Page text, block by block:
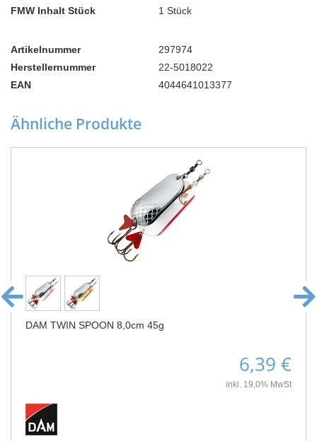
FMW Inhalt Stück
1 Stück
Artikelnummer
297974
Herstellernummer
22-5018022
EAN
4044641013377
Ähnliche Produkte
DAM TWIN SPOON 8,0cm 45g
6,39 €
inkl. 19,0% MwSt